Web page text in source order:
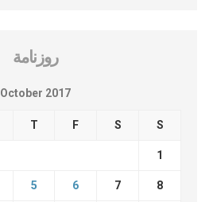
روزنامة
October 2017
T F S S
1
5 6 7 8